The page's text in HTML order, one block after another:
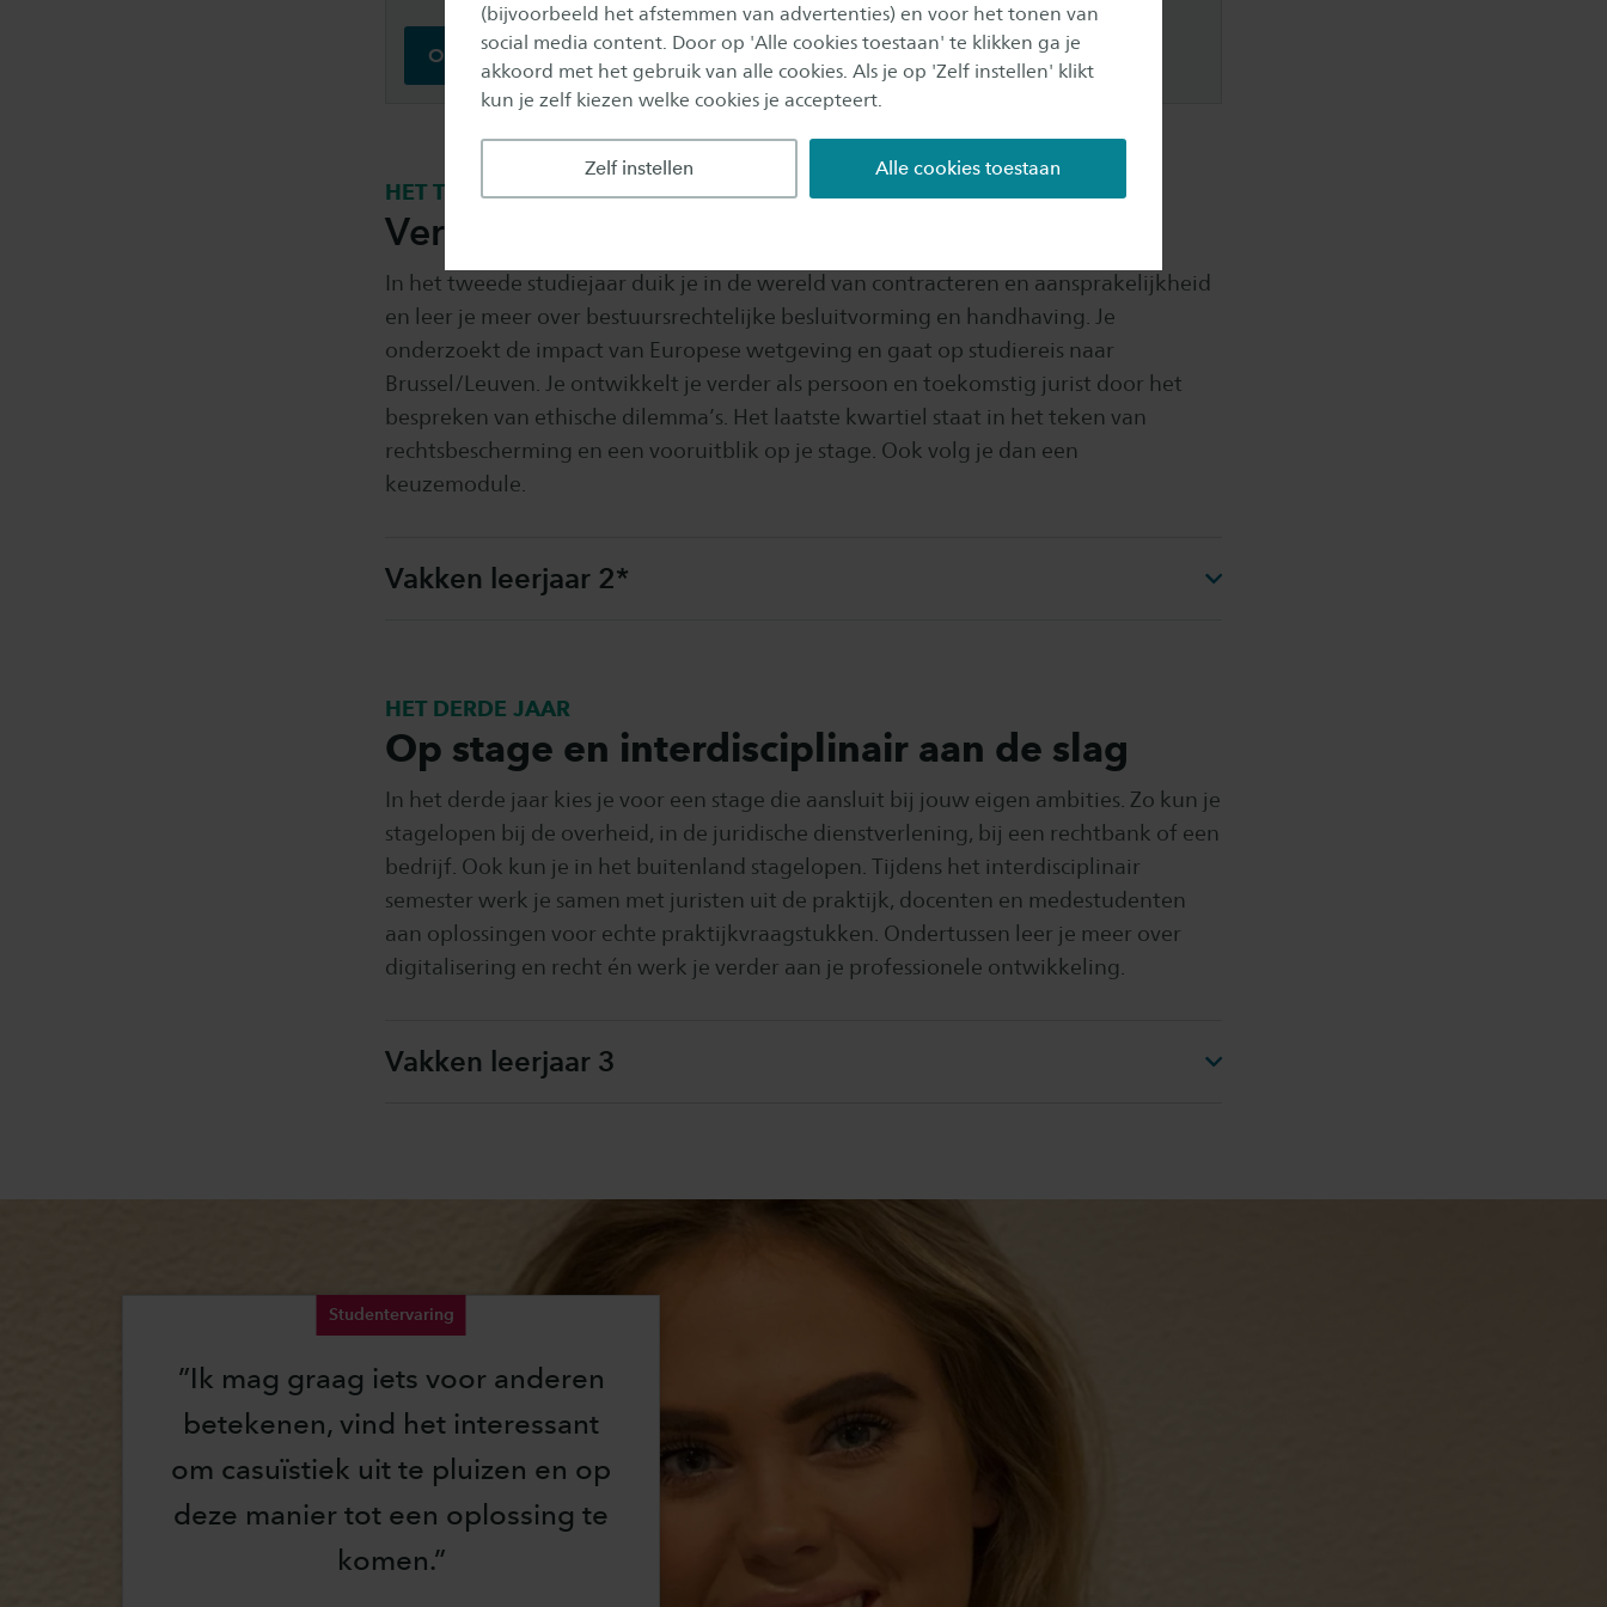
(bijvoorbeeld het afstemmen van advertenties) en voor het tonen van
social media content. Door op 'Alle cookies toestaan' te klikken ga je
akkoord met het gebruik van alle cookies. Als je op 'Zelf instellen' klikt
kun je zelf kiezen welke cookies je accepteert.
Zelf instellen Alle cookies toestaan
Open de Studiegids
HET TWEEDE JAAR
Verder de diepte in
In het tweede studiejaar duik je in de wereld van contracteren en aansprakelijkheid
en leer je meer over bestuursrechtelijke besluitvorming en handhaving. Je
onderzoekt de impact van Europese wetgeving en gaat op studiereis naar
Brussel/Leuven. Je ontwikkelt je verder als persoon en toekomstig jurist door het
bespreken van ethische dilemma’s. Het laatste kwartiel staat in het teken van
rechtsbescherming en een vooruitblik op je stage. Ook volg je dan een
keuzemodule.
Vakken leerjaar 2*
HET DERDE JAAR
Op stage en interdisciplinair aan de slag
In het derde jaar kies je voor een stage die aansluit bij jouw eigen ambities. Zo kun je
stagelopen bij de overheid, in de juridische dienstverlening, bij een rechtbank of een
bedrijf. Ook kun je in het buitenland stagelopen. Tijdens het interdisciplinair
semester werk je samen met juristen uit de praktijk, docenten en medestudenten
aan oplossingen voor echte praktijkvraagstukken. Ondertussen leer je meer over
digitalisering en recht én werk je verder aan je professionele ontwikkeling.
Vakken leerjaar 3
Studentervaring
Ik mag graag iets voor anderen
betekenen, vind het interessant
om casuïstiek uit te pluizen en op
deze manier tot een oplossing te
komen.